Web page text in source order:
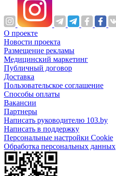
О проекте
Новости проекта
Размещение рекламы
Медицинский маркетинг
Публичный договор
Доставка
Пользовательское соглашение
Способы оплаты
Вакансии
Партнеры
Написать руководителю 103.by
Написать в поддержку
Персональные настройки Cookie
Обработка персональных данных